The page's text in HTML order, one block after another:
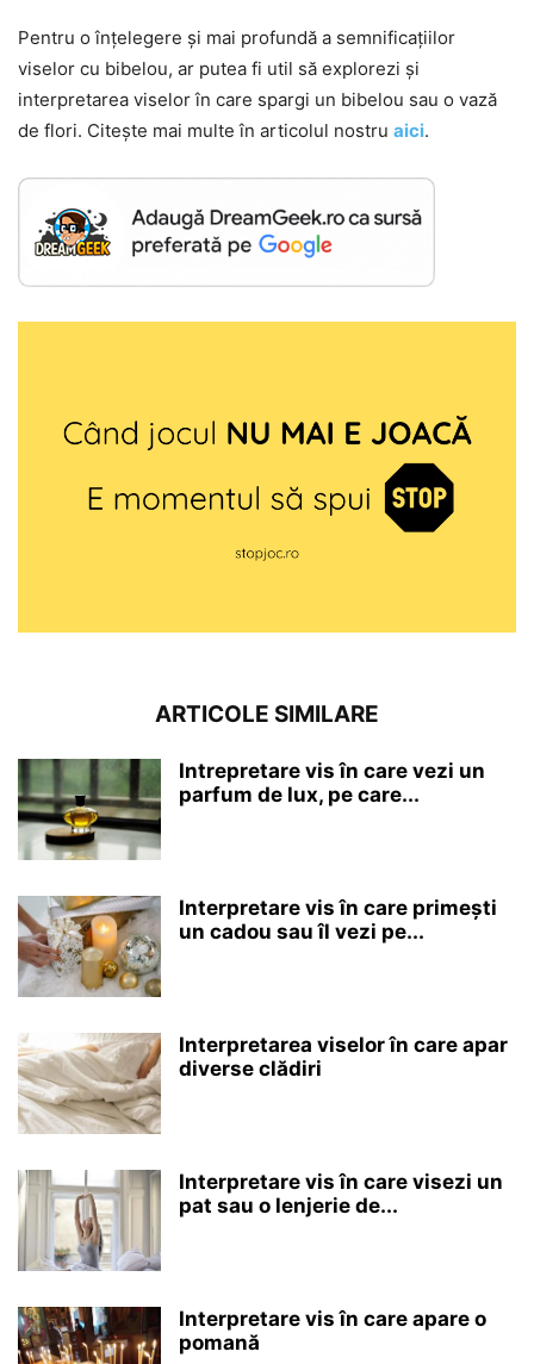
Pentru o înțelegere și mai profundă a semnificațiilor
viselor cu bibelou, ar putea fi util să explorezi și
interpretarea viselor în care spargi un bibelou sau o vază
de flori. Citește mai multe în articolul nostru aici.
ARTICOLE SIMILARE
Intrepretare vis în care vezi un
parfum de lux, pe care...
Interpretare vis în care primești
un cadou sau îl vezi pe...
Interpretarea viselor în care apar
diverse clădiri
Interpretare vis în care visezi un
pat sau o lenjerie de...
Interpretare vis în care apare o
pomană